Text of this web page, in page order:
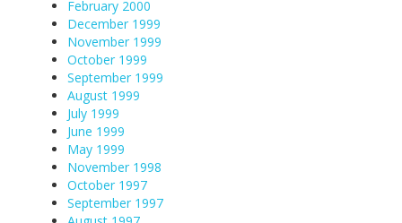
February 2000
December 1999
November 1999
October 1999
September 1999
August 1999
July 1999
June 1999
May 1999
November 1998
October 1997
September 1997